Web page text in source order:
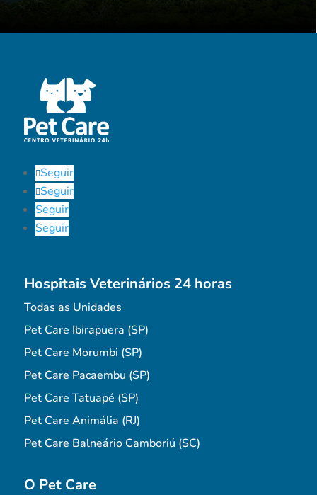
Seguir
Seguir
Seguir
Seguir
Hospitais Veterinários 24 horas
Todas as Unidades
Pet Care Ibirapuera (SP)
Pet Care Morumbi (SP)
Pet Care Pacaembu (SP)
Pet Care Tatuapé (SP)
Pet Care Animália (RJ)
Pet Care Balneário Camboriú (SC)
O Pet Care